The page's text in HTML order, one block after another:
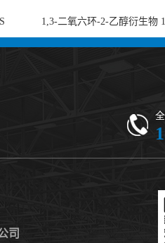
2-
1,3-二氧六环-2-乙醇衍生物
ethanol, 5-ethyl-5-
司